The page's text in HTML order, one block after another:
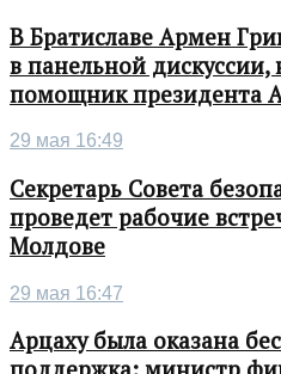
В Братиславе Армен
в панельной дискуссии,
помощник президента
29 мая 16:49
Секретарь Совета
проведет рабочие
Молдове
29 мая 16:47
Арцаху была оказана